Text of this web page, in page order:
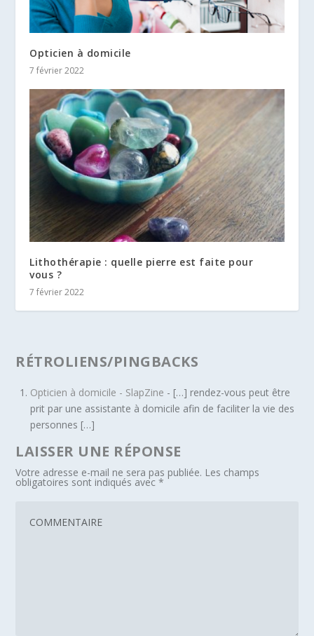
Opticien à domicile
7 février 2022
Lithothérapie : quelle pierre est faite pour
vous ?
7 février 2022
RÉTROLIENS/PINGBACKS
Opticien à domicile - SlapZine - […] rendez-vous peut être
prit par une assistante à domicile afin de faciliter la vie des
personnes […]
LAISSER UNE RÉPONSE
Votre adresse e-mail ne sera pas publiée. Les champs
obligatoires sont indiqués avec*